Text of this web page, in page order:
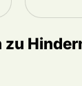
zu